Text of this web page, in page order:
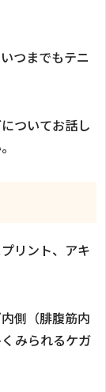
つまでもテニ
ついてお話し
リント、アキ
側（腓腹筋内
みられるケガ